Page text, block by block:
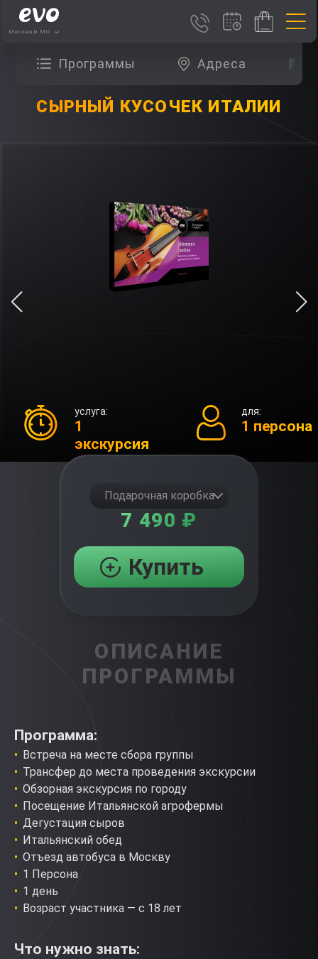
Москва и МО
Программы Адреса
СЫРНЫЙ КУСОЧЕК ИТАЛИИ
услуга:
1
экскурсия
для:
1 персона
Подарочная коробка
7 490 ₽
Купить
ОПИСАНИЕ
ПРОГРАММЫ
Программа:
Встреча на месте сбора группы
Трансфер до места проведения экскурсии
Обзорная экскурсия по городу
Посещение Итальянской агрофермы
Дегустация сыров
Итальянский обед
Отъезд автобуса в Москву
1 Персона
1 день
Возраст участника — с 18 лет
Что нужно знать: